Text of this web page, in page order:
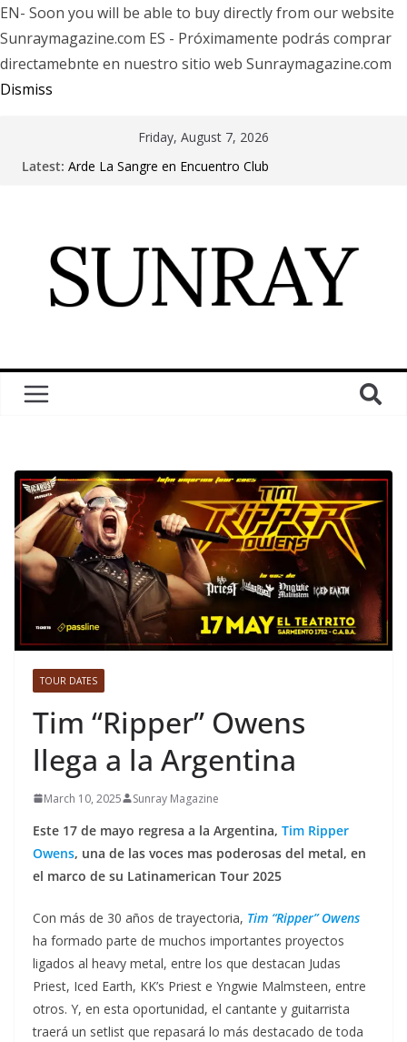
EN- Soon you will be able to buy directly from our website
Sunraymagazine.com ES - Próximamente podrás comprar
directamebnte en nuestro sitio web Sunraymagazine.com
Dismiss
Friday, August 7, 2026
Latest: Arde La Sangre en Encuentro Club
Fear Factory live at Groove, Buenos Aires, celebrating
30 years of “Demanufacture”
TOUR DATES
Tim “Ripper” Owens
llega a la Argentina
March 10, 2025 Sunray Magazine
Este 17 de mayo regresa a la Argentina, Tim Ripper
Owens, una de las voces mas poderosas del metal, en
el marco de su Latinamerican Tour 2025
Con más de 30 años de trayectoria, Tim “Ripper” Owens
ha formado parte de muchos importantes proyectos
ligados al heavy metal, entre los que destacan Judas
Priest, Iced Earth, KK’s Priest e Yngwie Malmsteen, entre
otros. Y, en esta oportunidad, el cantante y guitarrista
traerá un setlist que repasará lo más destacado de toda